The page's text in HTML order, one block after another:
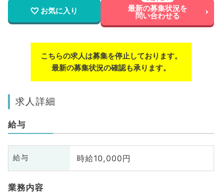
お気に入り 最新の募集状況を
問い合わせる
こちらの求人は募集を停止しております。
最新の募集状況の確認も承ります。
求人詳細
給与
給与 時給10,000円
業務内容